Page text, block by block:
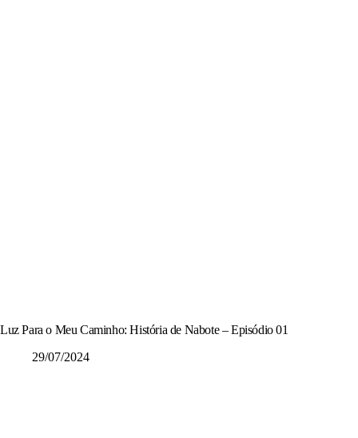
Luz Para o Meu Caminho: História de Nabote – Episódio 01
29/07/2024